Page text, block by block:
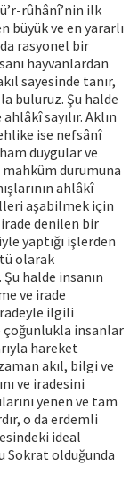
rûhânî’nin ilk
büyük ve en yararlı
rasyonel bir
hayvanlardan
sayesinde tanır,
buluruz. Şu halde
sayılır. Aklın
ise nefsânî
duygular ve
durumuna
ahlâkî
aşabilmek için
denilen bir
yaptığı işlerden
olarak
halde insanın
ve irade
ilgili
insanlar
hareket
akıl, bilgi ve
ve iradesini
yenen ve tam
o da erdemli
ideal
olduğunda